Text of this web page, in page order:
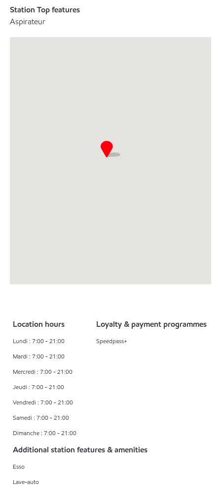
Station Top features
Aspirateur
Location hours
Lundi : 7:00 - 21:00
Mardi : 7:00 - 21:00
Mercredi : 7:00 - 21:00
Jeudi : 7:00 - 21:00
Vendredi : 7:00 - 21:00
Samedi : 7:00 - 21:00
Dimanche : 7:00 - 21:00
Loyalty & payment programmes
Speedpass+
Additional station features & amenities
Esso
Lave-auto